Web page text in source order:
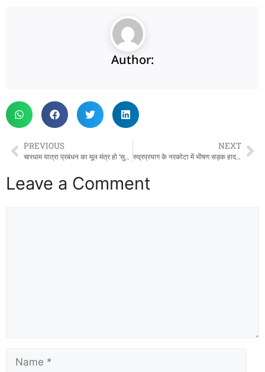
Author:
PREVIOUS
चारधाम यात्रा प्रबंधन का मूल मंत्र हो ‘सुरक्षित यात्रा, सुगम दर्शन और सतत संवाद‘-मुख्यमंत्री
NEXT
रुद्रप्रयाग के नरकोटा में भीषण सड़क हादसा: आर्मी ट्रक और कार की भिड़ंत में कई गंभीर, सेना के जवानों ने संभाला मोर्चा
Leave a Comment